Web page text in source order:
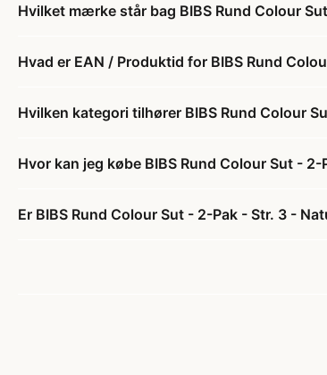
Hvilket mærke står bag BIBS Rund Colour
Hvad er EAN / Produktid for BIBS Rund
Hvilken kategori tilhører BIBS Rund Colour
Hvor kan jeg købe BIBS Rund Colour Sut -
Er BIBS Rund Colour Sut - 2-Pak - Str. 3 -